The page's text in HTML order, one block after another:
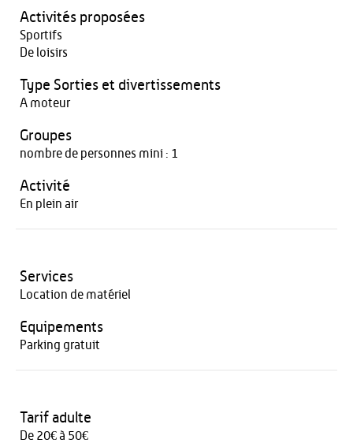
Activités proposées
Sportifs
De loisirs
Type Sorties et divertissements
A moteur
Groupes
nombre de personnes mini : 1
Activité
En plein air
Services
Location de matériel
Equipements
Parking gratuit
Tarif adulte
De 20€ à 50€